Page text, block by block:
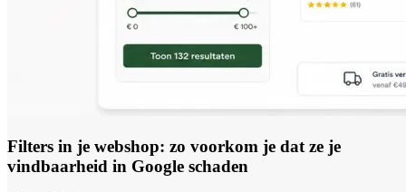
Filters in je webshop: zo voorkom je dat ze je
vindbaarheid in Google schaden